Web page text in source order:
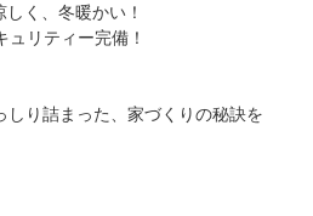
く、冬暖かい！
リティー完備！
り詰まった、家づくりの秘訣を